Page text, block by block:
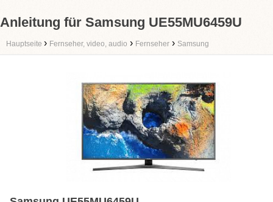
Anleitung für Samsung UE55MU6459U
Hauptseite › Fernseher, video, audio › Fernseher › Samsung